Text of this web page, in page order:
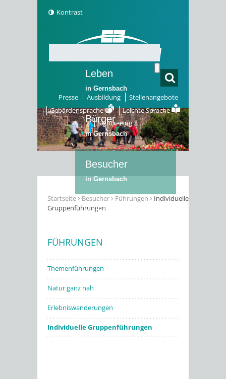
Kontrast
Presse Ausbildung
Stellenangebote
Gebärdensprache
Leichte Sprache
Sightseeing
Leben
in Gernsbach
Bürger
in Gernsbach
Besucher
in Gernsbach
Erleben
Startseite Besucher Führungen
Individuelle
Gruppenführungen
FÜHRUNGEN
Themenführungen
Natur ganz nah
Erlebniswanderungen
Individuelle Gruppenführungen